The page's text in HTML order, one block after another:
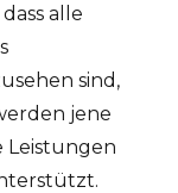
alle
sind,
jene
Leistungen